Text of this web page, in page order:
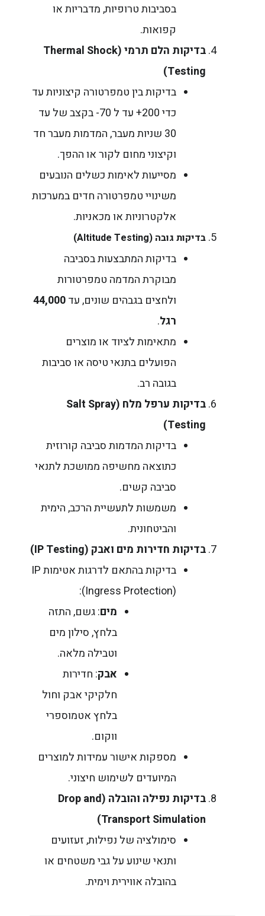
בסביבות טרופיות, מדבריות או
קפואות.
בדיקות הלם תרמי (Thermal Shock
Testing)
בדיקות בין טמפרטורה קיצוניות עד
כדי 200+ עד ל 70- בקצב של עד
30 שניות מעבר, המדמות מעבר חד
וקיצוני מחום לקור או ההפך.
מסייעות לאימות כשלים הנובעים
משינויי טמפרטורה חדים במערכות
אלקטרוניות או מכאניות.
בדיקות גובה (Altitude Testing)
בדיקות המתבצעות בסביבה
מבוקרת המדמה טמפרטורות
ולחצים בגבהים שונים, עד44,000
רגל.
מתאימות לציוד או מוצרים
הפועלים בתנאי טיסה או סביבות
בגובה רב.
בדיקות ערפל מלח (Salt Spray
Testing)
בדיקות המדמות סביבה קורוזית
כתוצאה מחשיפה ממושכת לתנאי
סביבה קשים.
משמשות לתעשיית הרכב, הימית
והביטחונית.
בדיקות חדירות מים ואבק (IP Testing)
בדיקות בהתאם לדרגות אטימות IP
(Ingress Protection):
מים: גשם, התזה
בלחץ, סילון מים
וטבילה מלאה.
אבק: חדירות
חלקיקי אבק וחול
בלחץ אטמוספרי
ווקום.
מספקות אישור עמידות למוצרים
המיועדים לשימוש חיצוני.
בדיקות נפילה והובלה (Drop and
Transport Simulation)
סימולציה של נפילות, זעזועים
ותנאי שינוע על גבי משטחים או
בהובלה אווירית וימית.